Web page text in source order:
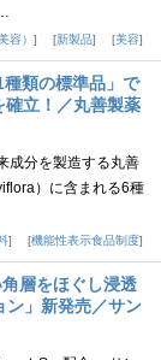
容） 新製品 美容
類の標準品」で
確立！／丸善製薬
成分を製造する丸善
）に含まれる6種
機能性表示食品制度
層をほぐし浸透
ン」新発売／サン